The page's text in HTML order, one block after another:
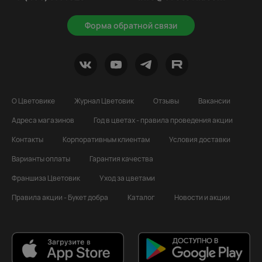
Форма обратной связи
О Цветовике Журнал Цветовик Отзывы
Вакансии
Адреса магазинов
Год в цветах - правила проведения акции
Контакты
Корпоративным клиентам
Условия доставки
Варианты оплаты
Гарантия качества
Франшиза Цветовик
Уход за цветами
Правила акции - Букет добра
Каталог Новости и акции